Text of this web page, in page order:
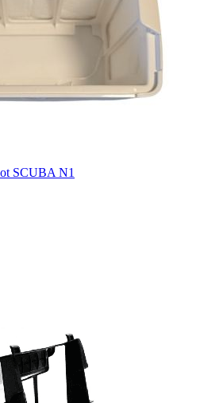
SCUBA N1